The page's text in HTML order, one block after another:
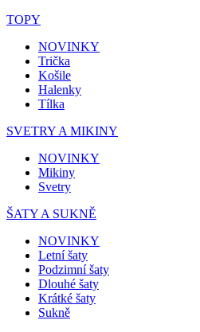
TOPY
NOVINKY
Trička
Košile
Halenky
Tílka
SVETRY A MIKINY
NOVINKY
Mikiny
Svetry
ŠATY A SUKNĚ
NOVINKY
Letní šaty
Podzimní šaty
Dlouhé šaty
Krátké šaty
Sukně